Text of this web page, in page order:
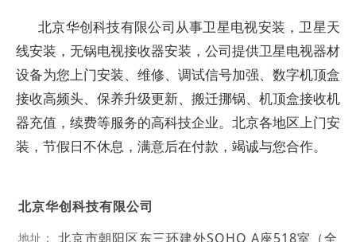
北京华创科技有限公司从事卫星电视安装，卫星天
线安装，无锅电视接收器安装，公司提供卫星电视器材
设备为您上门安装、维修、调试信号加强、数字机顶盒
接收高频头、保养升级更新、搬迁挪锅、机顶盒接收机
器充值，续费等服务的高科技企业。北京各地区上门安
装，节假日不休息，满意后在付款，竭诚与您合作。
北京华创科技有限公司
地址： 北京市朝阳区东三环建外SOHO A座518室（全